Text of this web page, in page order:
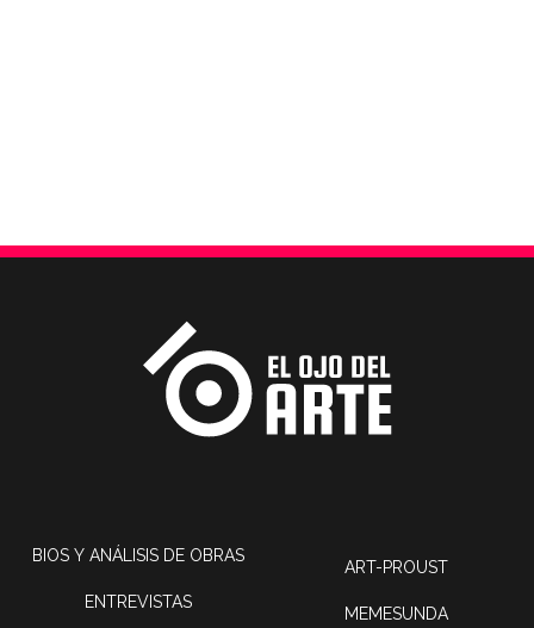
BIOS Y ANÁLISIS DE OBRAS
ENTREVISTAS
ART-PROUST
MEMESUNDA